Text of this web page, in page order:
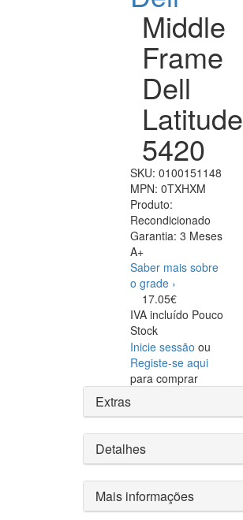
Middle
Frame
Dell
Latitude
5420
SKU: 0100151148
MPN: 0TXHXM
Produto:
Recondicionado
Garantia: 3 Meses
A+
Saber mais sobre
o grade ›
17.05€
IVA incluído Pouco
Stock
Inicie sessão ou
Registe-se aqui
para comprar
Extras
Detalhes
Mais informações